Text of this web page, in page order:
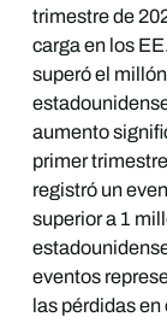
trimestre de
carga en los
superó el
aumento
primer
registró un
superior a 1
eventos
las pérdidas en